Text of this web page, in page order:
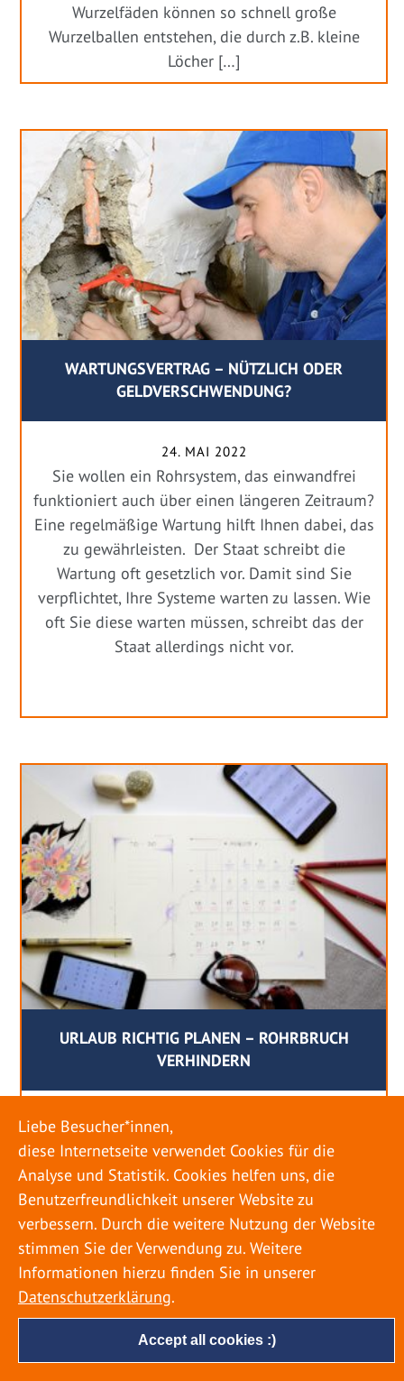
Wurzelfäden können so schnell große
Wurzelballen entstehen, die durch z.B. kleine
Löcher […]
WARTUNGSVERTRAG – NÜTZLICH ODER
GELDVERSCHWENDUNG?
24. MAI 2022
Sie wollen ein Rohrsystem, das einwandfrei
funktioniert auch über einen längeren Zeitraum?
Eine regelmäßige Wartung hilft Ihnen dabei, das
zu gewährleisten. Der Staat schreibt die
Wartung oft gesetzlich vor. Damit sind Sie
verpflichtet, Ihre Systeme warten zu lassen. Wie
oft Sie diese warten müssen, schreibt das der
Staat allerdings nicht vor.
URLAUB RICHTIG PLANEN – ROHRBRUCH
VERHINDERN
18. MAI 2022
Egal ob Sommer oder Winter: Alle Menschen
genießen ihren Urlaub. Dabei zieht es die Einen
weiter weg, die Anderen bleiben dann doch
lieber in der Heimat. Wenn Sie für eine längere
Zeit wegfahren möchten, gibt es einige Dinge zu
beachten, damit nicht anschließend eine böse
Überraschung auf Sie wartet. Um einen
möglichst entspannten Urlaub zu […]
Accept all cookies :)
Liebe Besucher*innen,
diese Internetseite verwendet Cookies für die
Analyse und Statistik. Cookies helfen uns, die
Benutzerfreundlichkeit unserer Website zu
verbessern. Durch die weitere Nutzung der Website
stimmen Sie der Verwendung zu. Weitere
Informationen hierzu finden Sie in unserer
Datenschutzerklärung.